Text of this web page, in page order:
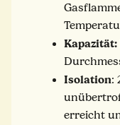
Kapazität:
Isolation:
erreicht